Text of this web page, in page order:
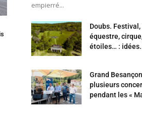
empierré...
Doubs.
équestre,
étoiles… :
Grand
plusieurs
pendant les «